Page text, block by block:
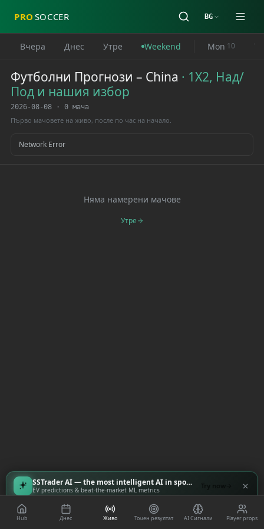
PRO SOCCER BG
Вчера Днес Утре Weekend Mon 10
Футболни Прогнози – China · 1X2, Над/
Под и нашия избор
2026-08-08 · 0 мача
Първо мачовете на живо, после по час на начало.
Network Error
Няма намерени мачове
Утре
Hub Днес Живо Точен резултат AI Сигнали Player props
SSTrader AI — the most intelligent AI in sports
EV predictions & beat-the-market ML metrics